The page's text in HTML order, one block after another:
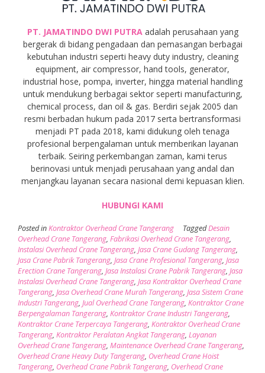
PT. JAMATINDO DWI PUTRA adalah perusahaan yang
bergerak di bidang pengadaan dan pemasangan berbagai
kebutuhan industri seperti heavy duty industry, cleaning
equipment, air compressor, hand tools, generator,
industrial hose, pompa, inverter, hingga material handling
untuk mendukung berbagai sektor seperti manufacturing,
chemical process, dan oil & gas. Berdiri sejak 2005 dan
resmi berbadan hukum pada 2017 serta bertransformasi
menjadi PT pada 2018, kami didukung oleh tenaga
profesional berpengalaman untuk memberikan layanan
terbaik. Seiring perkembangan zaman, kami terus
berinovasi untuk menjadi perusahaan yang andal dan
menjangkau layanan secara nasional demi kepuasan klien.
HUBUNGI KAMI
Posted inKontraktor Overhead Crane Tangerang TaggedDesain
Overhead Crane Tangerang, Fabrikasi Overhead Crane Tangerang,
Instalasi Overhead Crane Tangerang, Jasa Crane Gudang Tangerang,
Jasa Crane Pabrik Tangerang, Jasa Crane Profesional Tangerang, Jasa
Erection Crane Tangerang, Jasa Instalasi Crane Pabrik Tangerang, Jasa
Instalasi Overhead Crane Tangerang, Jasa Kontraktor Overhead Crane
Tangerang, Jasa Overhead Crane Murah Tangerang, Jasa Sistem Crane
Industri Tangerang, Jual Overhead Crane Tangerang, Kontraktor Crane
Berpengalaman Tangerang, Kontraktor Crane Industri Tangerang,
Kontraktor Crane Terpercaya Tangerang, Kontraktor Overhead Crane
Tangerang, Kontraktor Peralatan Angkat Tangerang, Layanan
Overhead Crane Tangerang, Maintenance Overhead Crane Tangerang,
Overhead Crane Heavy Duty Tangerang, Overhead Crane Hoist
Tangerang, Overhead Crane Pabrik Tangerang, Overhead Crane